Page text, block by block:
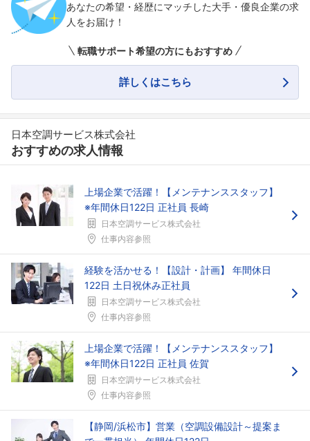
あなたの希望・経歴にマッチした大手・優良企業の求
人をお届け！
転職サポート希望の方にもおすすめ
詳しくはこちら
日本空調サービス株式会社
おすすめの求人情報
上場企業で活躍！【メンテナンススタッフ】
※年間休日122日 正社員 長崎
日本空調サービス株式会社
仕事内容参照
経験を活かせる！【設計・計画】 年間休日
122日 土日祝休み正社員
日本空調サービス株式会社
仕事内容参照
上場企業で活躍！【メンテナンススタッフ】
※年間休日122日 正社員 佐賀
日本空調サービス株式会社
仕事内容参照
【静岡/浜松市】営業（空調設備設計～提案ま